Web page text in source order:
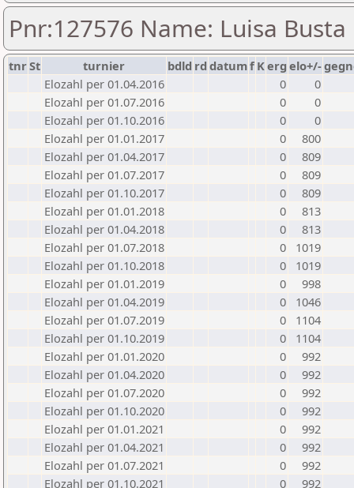
Pnr:127576 Name: Luisa Busta
tnrSt turnier bdld rd datumf Kerg elo+/-
Elozahl per 01.04.2016
0
0
Elozahl per 01.07.2016
0
0
Elozahl per 01.10.2016
0
0
Elozahl per 01.01.2017
0
800
Elozahl per 01.04.2017
0
809
Elozahl per 01.07.2017
0
809
Elozahl per 01.10.2017
0
809
Elozahl per 01.01.2018
0
813
Elozahl per 01.04.2018
0
813
Elozahl per 01.07.2018
0
1019
Elozahl per 01.10.2018
0
1019
Elozahl per 01.01.2019
0
998
Elozahl per 01.04.2019
0
1046
Elozahl per 01.07.2019
0
1104
Elozahl per 01.10.2019
0
1104
Elozahl per 01.01.2020
0
992
Elozahl per 01.04.2020
0
992
Elozahl per 01.07.2020
0
992
Elozahl per 01.10.2020
0
992
Elozahl per 01.01.2021
0
992
Elozahl per 01.04.2021
0
992
Elozahl per 01.07.2021
0
992
Elozahl per 01.10.2021
0
992